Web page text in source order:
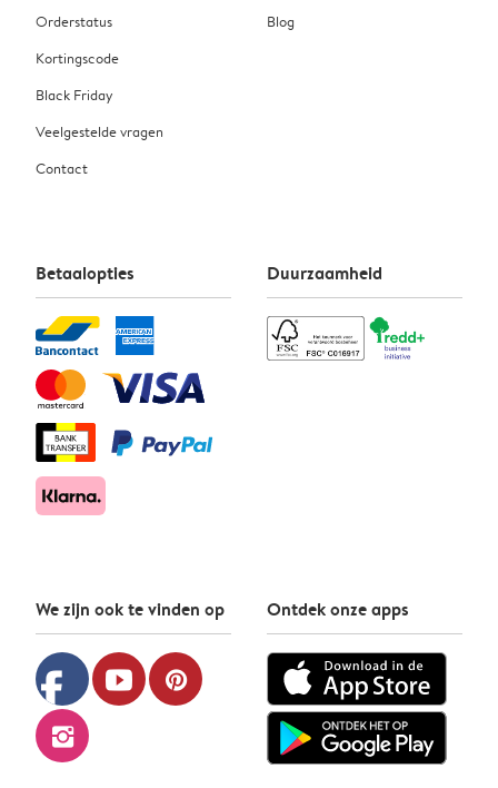
Orderstatus
Kortingscode
Black Friday
Veelgestelde vragen
Contact
Blog
Betaalopties Duurzaamheid
We zijn ook te vinden op
facebook youtube pinterest
instagram
Ontdek onze apps